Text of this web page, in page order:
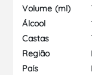
Volume (ml)
Álcool
Castas
Região
País